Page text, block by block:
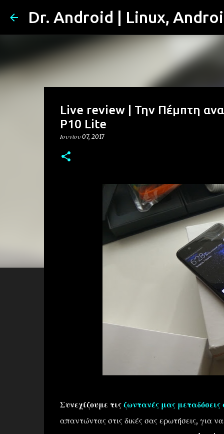
Dr. Android | Linux,
Live review | Την Πέμπτη
P10 Lite
Ιουνίου 07, 2017
Συνεχίζουμε τις ζωντανές μας
απαντώντας στις δικές σας ερωτήσεις, για